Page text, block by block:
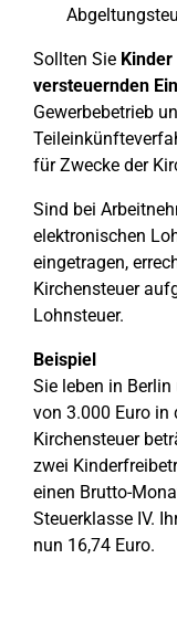
Sollten Sie Kinder
versteuernden
Gewerbebetrieb
für Zwecke der
Sind bei
elektronischen
eingetragen,
Kirchensteuer
Lohnsteuer.
Beispiel
Sie leben in
von 3.000 Euro in
Kirchensteuer
zwei
einen Brutto-
Steuerklasse IV.
nun 16,74 Euro.